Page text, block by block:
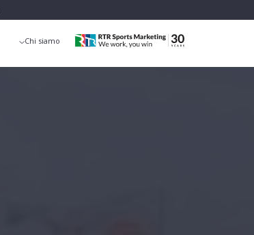
Chi siamo